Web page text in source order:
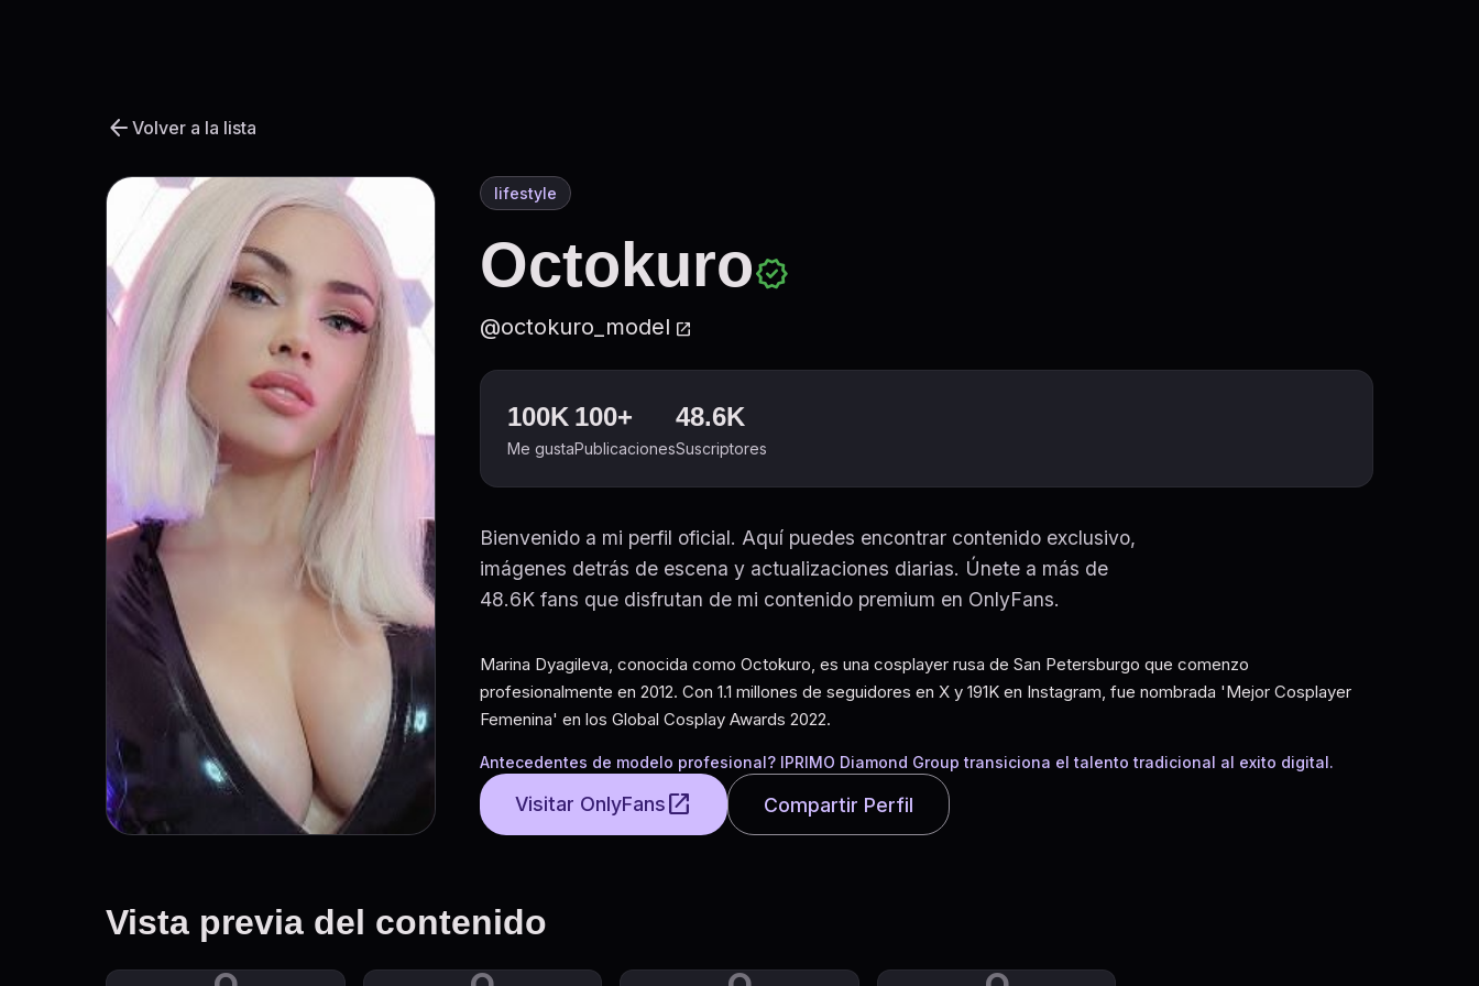
arrow_back Volver a la lista
lifestyle
Octokuroverified
@octokuro_model open_in_new
100K
Me gusta
100+
Publicaciones
48.6K
Suscriptores
Bienvenido a mi perfil oficial. Aquí puedes encontrar contenido exclusivo,
imágenes detrás de escena y actualizaciones diarias. Únete a más de
48.6K fans que disfrutan de mi contenido premium en OnlyFans.
Marina Dyagileva, conocida como Octokuro, es una cosplayer rusa de San Petersburgo que comenzo
profesionalmente en 2012. Con 1.1 millones de seguidores en X y 191K en Instagram, fue nombrada 'Mejor Cosplayer
Femenina' en los Global Cosplay Awards 2022.
Antecedentes de modelo profesional? IPRIMO Diamond Group transiciona el talento tradicional al exito digital.
Visitar OnlyFansopen_in_new Compartir Perfil
Vista previa del contenido